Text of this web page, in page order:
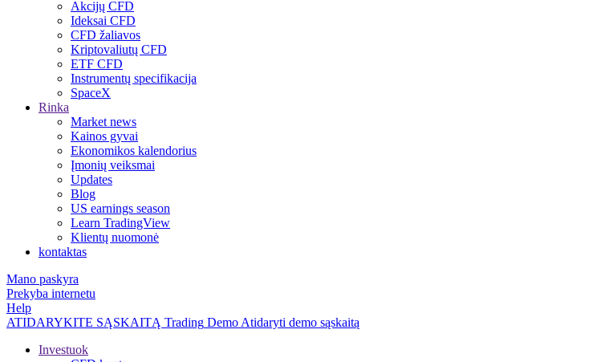
Akcijų CFD
Ideksai CFD
CFD žaliavos
Kriptovaliutų CFD
ETF CFD
Instrumentų specifikacija
SpaceX
Rinka
Market news
Kainos gyvai
Ekonomikos kalendorius
Įmonių veiksmai
Updates
Blog
US earnings season
Learn TradingView
Klientų nuomonė
kontaktas
Mano paskyra
Prekyba internetu
Help
ATIDARYKITE SĄSKAITĄ Trading Demo Atidaryti demo sąskaitą
Investuok